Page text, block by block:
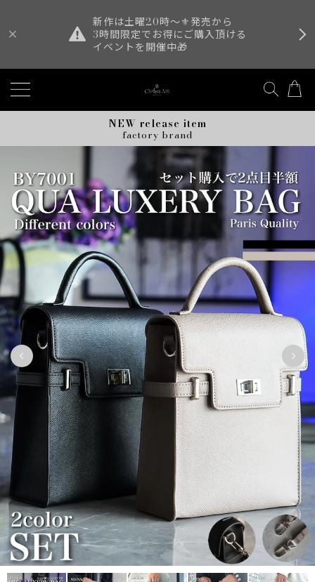
新作は土曜20時〜⚜️発売から
3時間限定でお得にご購入頂ける
イベントを開催中🎁
NEW release item
factory brand